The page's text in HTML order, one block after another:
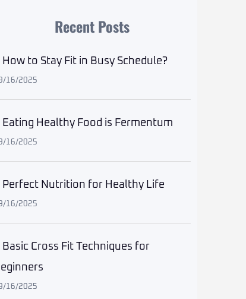
Recent Posts
How to Stay Fit in Busy Schedule?
16/2025
Eating Healthy Food is Fermentum
16/2025
Perfect Nutrition for Healthy Life
16/2025
Basic Cross Fit Techniques for
16/2025